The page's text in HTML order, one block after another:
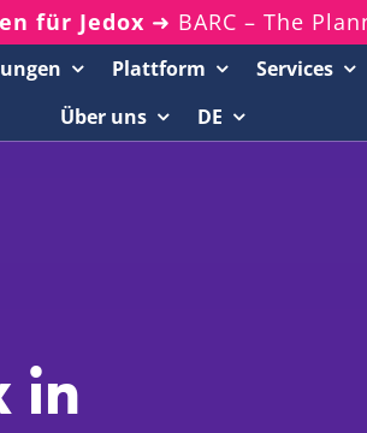
für Jedox ➜ BARC – The
Plattform Services
Ressourcenportal
Über uns DE
in